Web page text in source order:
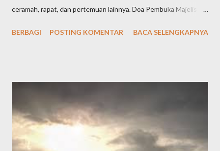
ceramah, rapat, dan pertemuan lainnya. Doa Pembuka Majelis
latin: "Alḥamdu lillāhil-lażī hadānā lihāżā, wa mā kunnā
وَالْمُرْسَلِيْنَ وَعَلَى اَلِهِ وَصَحْبِهِ أَجْمَعِيْنَ أَمَّا بَعْدُ Alhamdulillahi
rabbil’aalamiin, wash-sholaatu wassalaamu ‘ala isyrofil anbiyaa i
walmursaliin, wa’alaa alihi washohbihii ajma’iin ammaba’adu .
Artinya: Segala puji bagi Allah Tuhan seluruh alam. Semoga
BERBAGI POSTING KOMENTAR BACA SELENGKAPNYA